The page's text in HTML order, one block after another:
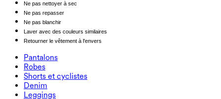
Ne pas nettoyer à sec
Ne pas repasser
Ne pas blanchir
Laver avec des couleurs similaires
Retourner le vêtement à l'envers
Pantalons
Pantalons
Joggeurs
Pantalons de travail
Pantalons fluides
Robes
Robes
Robes de sport
Robes maxi et midi
Shorts et cyclistes
Shorts et cyclistes
Cycliste
Denim
Denim
Leggings